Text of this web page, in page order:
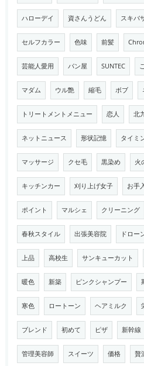
ハローデイ 資さんうどん スキバ
セルフカラー 色味 前髪
芸能人愛用 パン屋 SUNTEC
マダム ウル艶 縮毛 ボブ
トリートメントメニュー 恋人 北
ネットニュース 形状記憶 タイミ
マッサージ クセ毛 黒染め 火
キッチンカー 刈り上げ女子 お手
ポイント マルシェ クリーニング
春秋スタイル 出張美容院 ドロー
上品 高校生 サンキューカット
暖色 新築 ピンクシャンプー
寒色 ロートーン ヘアミルク
ブレンド 初めて ピザ 新幹線
管理美容師 スイーツ 価格 贅